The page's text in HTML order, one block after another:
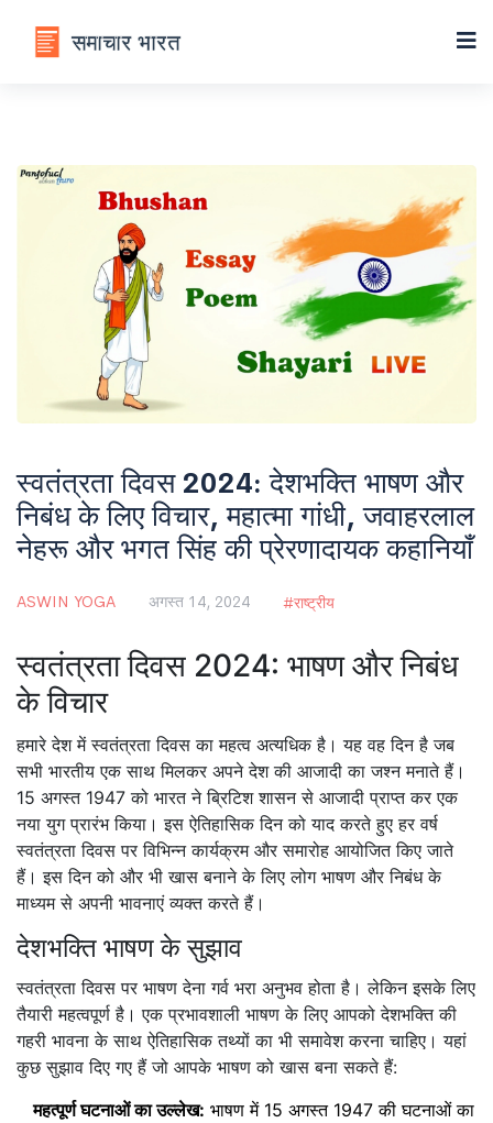
स्वतंत्रता दिवस 2024: देशभक्ति भाषण और
निबंध के लिए विचार, महात्मा गांधी, जवाहरलाल
नेहरू और भगत सिंह की प्रेरणादायक कहानियाँ
ASWIN YOGA अगस्त 14, 2024 राष्ट्रीय
स्वतंत्रता दिवस 2024: भाषण और निबंध
के विचार
हमारे देश में स्वतंत्रता दिवस का महत्व अत्यधिक है। यह वह दिन है जब
सभी भारतीय एक साथ मिलकर अपने देश की आजादी का जश्न मनाते हैं।
15 अगस्त 1947 को भारत ने ब्रिटिश शासन से आजादी प्राप्त कर एक
नया युग प्रारंभ किया। इस ऐतिहासिक दिन को याद करते हुए हर वर्ष
स्वतंत्रता दिवस पर विभिन्न कार्यक्रम और समारोह आयोजित किए जाते
हैं। इस दिन को और भी खास बनाने के लिए लोग भाषण और निबंध के
माध्यम से अपनी भावनाएं व्यक्त करते हैं।
देशभक्ति भाषण के सुझाव
स्वतंत्रता दिवस पर भाषण देना गर्व भरा अनुभव होता है। लेकिन इसके लिए
तैयारी महत्वपूर्ण है। एक प्रभावशाली भाषण के लिए आपको देशभक्ति की
गहरी भावना के साथ ऐतिहासिक तथ्यों का भी समावेश करना चाहिए। यहां
कुछ सुझाव दिए गए हैं जो आपके भाषण को खास बना सकते हैं:
महत्पूर्ण घटनाओं का उल्लेख: भाषण में 15 अगस्त 1947 की घटनाओं का